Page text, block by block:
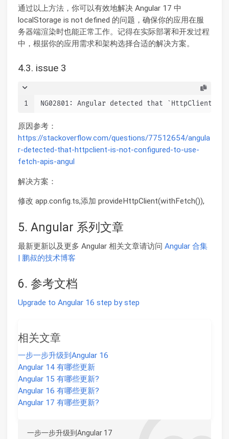
通过以上方法，你可以有效地解决 Angular 17 中
localStorage is not defined 的问题，确保你的应用在服
务器端渲染时也能正常工作。记得在实际部署和开发过程
中，根据你的应用需求和架构选择合适的解决方案。
4.3. issue 3
1 NG02801: Angular detected that
原因参考：
https://stackoverflow.com/questions/77512654/angula
r-detected-that-httpclient-is-not-configured-to-use-
fetch-apis-angul
解决方案：
修改 app.config.ts,添加 provideHttpClient(withFetch()),
5. Angular 系列文章
最新更新以及更多 Angular 相关文章请访问 Angular 合集
| 鹏叔的技术博客
6. 参考文档
Upgrade to Angular 16 step by step
相关文章
一步一步升级到Angular 16
Angular 14 有哪些更新
Angular 15 有哪些更新?
Angular 16 有哪些更新?
Angular 17 有哪些更新?
一步一步升级到Angular 17